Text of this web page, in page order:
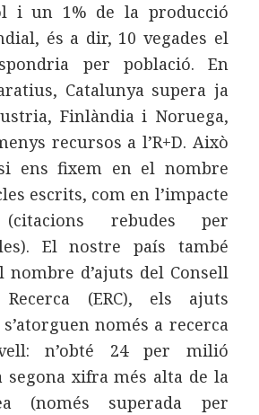
i un 1% de la producció
és a dir, 10 vegades el
per població. En
Catalunya supera ja
Finlàndia i Noruega,
recursos a l’R+D. Això
ens fixem en el nombre
escrits, com en l’impacte
rebudes per
El nostre país també
nombre d’ajuts del Consell
(ERC), els ajuts
només a recerca
n’obté 24 per milió
segona xifra més alta de la
(només superada per